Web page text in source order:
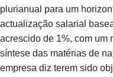
plurianual para um
actualização salarial
acrescido de 1%, com um
síntese das matérias de
empresa diz terem sido